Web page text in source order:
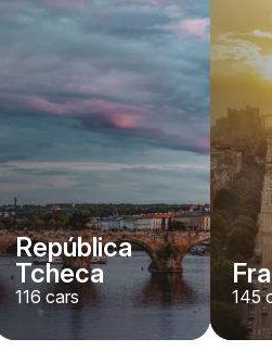
F8 Spider
2022• convertível, desporto
RNWMPA4V
Reserve
República
Tcheca
116cars 145